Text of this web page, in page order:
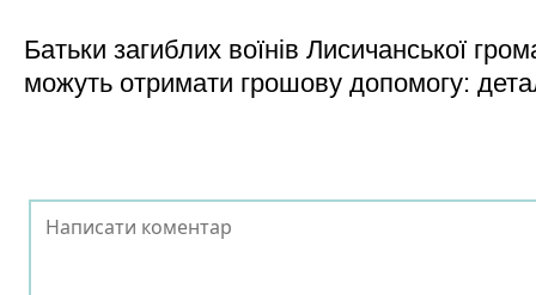
Батьки загиблих воїнів Лисичанської
можуть отримати грошову допомогу: